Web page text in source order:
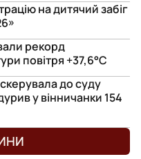
на дитячий забіг
рекорд
повітря +37,6°С
до суду
у вінничанки 154